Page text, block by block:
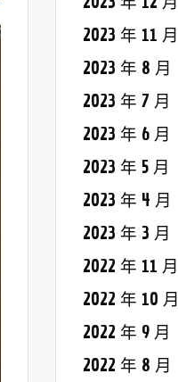
2023 年 11 月
2023 年 8 月
2023 年 7 月
2023 年 6 月
2023 年 5 月
2023 年 4 月
2023 年 3 月
2022 年 11 月
2022 年 10 月
2022 年 9 月
2022 年 8 月